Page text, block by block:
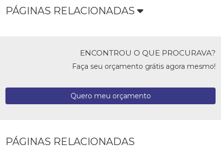
PÁGINAS RELACIONADAS
ENCONTROU O QUE PROCURAVA?
Faça seu orçamento grátis agora mesmo!
Quero meu orçamento
PÁGINAS RELACIONADAS